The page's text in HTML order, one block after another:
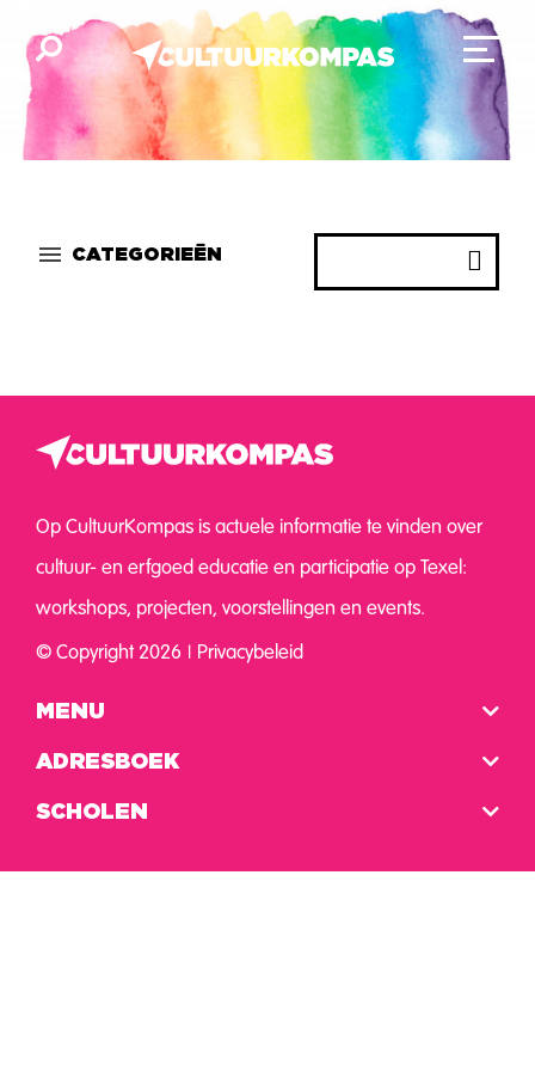
CATEGORIEËN
Op CultuurKompas is actuele informatie te vinden over
cultuur- en erfgoed educatie en participatie op Texel:
workshops, projecten, voorstellingen en events.
© Copyright 2026
Privacybeleid
MENU
ADRESBOEK
SCHOLEN